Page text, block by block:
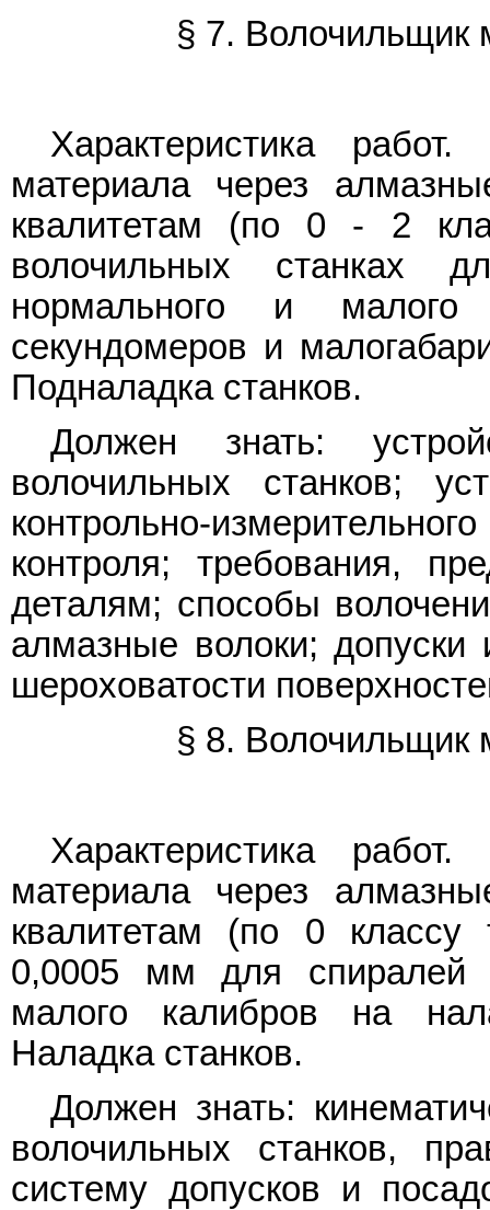
§ 7. Волочильщик
Характеристика
материала через
квалитетам (по 0 - 2
волочильных станках
нормального и малого
секундомеров и
Подналадка станков.
Должен знать:
волочильных станков;
контрольно-
контроля; требования,
деталям; способы
алмазные волоки; допуски
шероховатости
§ 8. Волочильщик
Характеристика
материала через
квалитетам (по 0 классу
0,0005 мм для спиралей
малого калибров на
Наладка станков.
Должен знать:
волочильных станков,
систему допусков и